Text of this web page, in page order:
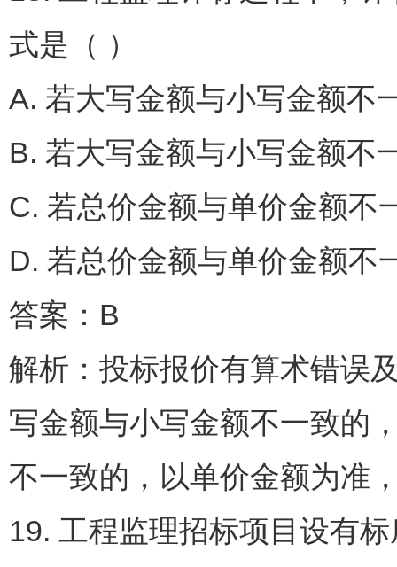
式是（ ）
A. 若大写金额与小写金额
B. 若大写金额与小写金额
C. 若总价金额与单价金额
D. 若总价金额与单价金额不
答案：B
解析：投标报价有算术错误
写金额与小写金额不一致的
不一致的，以单价金额为准
19. 工程监理招标项目设有